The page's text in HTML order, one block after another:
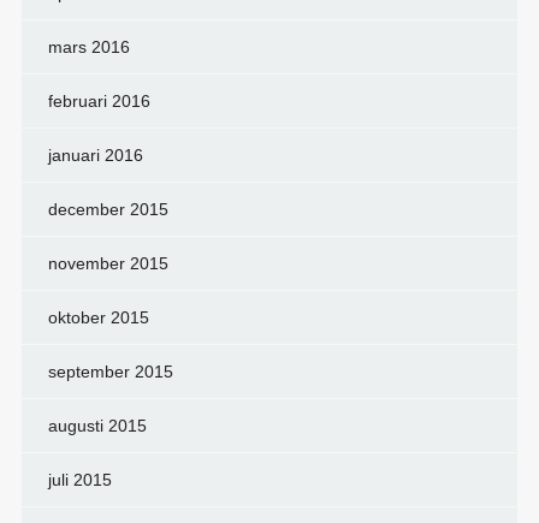
mars 2016
februari 2016
januari 2016
december 2015
november 2015
oktober 2015
september 2015
augusti 2015
juli 2015